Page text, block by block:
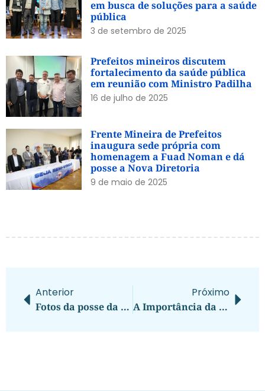
em busca de soluções para a saúde
pública
3 de setembro de 2025
Prefeitos mineiros discutem
fortalecimento da saúde pública
em reunião com Ministro Padilha
16 de julho de 2025
Frente Mineira de Prefeitos
inaugura sede própria com
homenagem a Fuad Noman e dá
posse a Nova Diretoria
9 de maio de 2025
Anterior
Fotos da posse da nova diretoria
Próximo
A Importância da Cooperação entre os Municípios para o Desenvolvimento